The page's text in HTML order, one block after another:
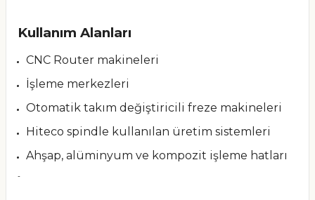
Kullanım Alanları
CNC Router makineleri
İşleme merkezleri
Otomatik takım değiştiricili freze makineleri
Hiteco spindle kullanılan üretim sistemleri
Ahşap, alüminyum ve kompozit işleme hatları
-